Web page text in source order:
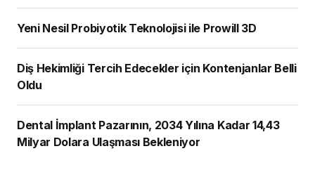
Tıbbi Cihaz Sektörünün Sorunları ve
3D